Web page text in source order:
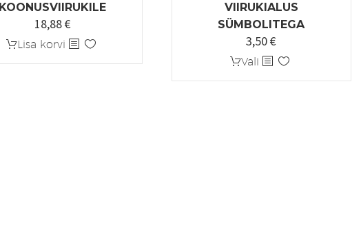
KOONUSVIIRUKILE
18,88€
Lisa korvi
VIIRUKIALUS
SÜMBOLITEGA
Algne
hind
3,50€Praegune
hind
Vali Sellel
tootel